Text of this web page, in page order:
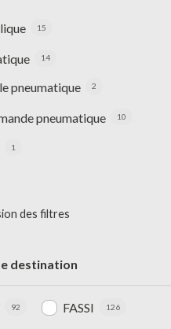
15
14
pneumatique 2
pneumatique 10
1
destination
92 FASSI 126